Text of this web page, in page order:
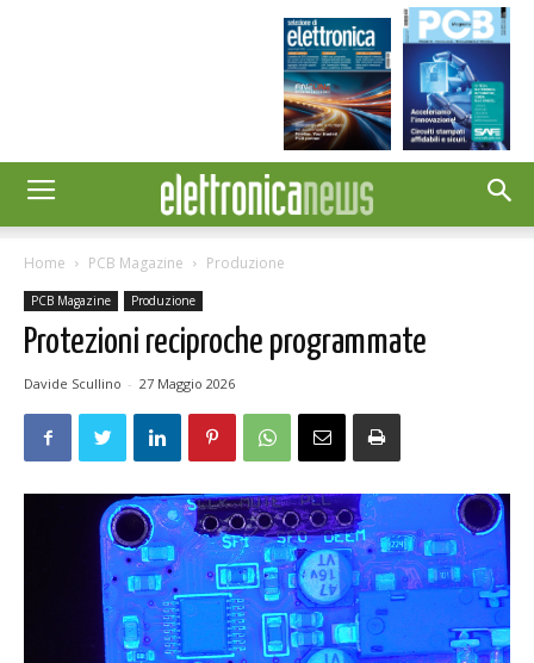
Home PCB Magazine Produzione
PCB Magazine Produzione
Protezioni reciproche programmate
Davide Scullino - 27 Maggio 2026